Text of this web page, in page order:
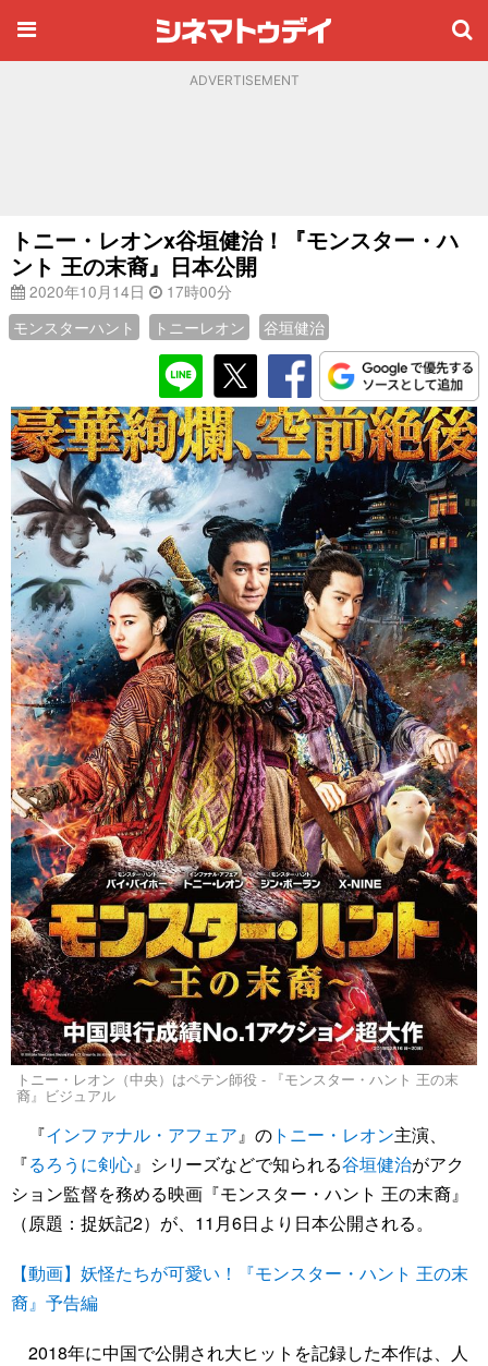
ADVERTISEMENT
トニー・レオンx谷垣健治！『モンスター・ハ
ント 王の末裔』日本公開
2020年10月14日
17時00分
モンスターハント
トニーレオン 谷垣健治
トニー・レオン（中央）はペテン師役 - 『モンスター・ハント 王の末
裔』ビジュアル
『インファナル・アフェア』の トニー・レオン主演、
『るろうに剣心』シリーズなどで知られる谷垣健治がアク
ション監督を務める映画『モンスター・ハント 王の末裔』
（原題：捉妖記2）が、11月6日より日本公開される。
【動画】妖怪たちが可愛い！『モンスター・ハント 王の末
裔』予告編
2018年に中国で公開され大ヒットを記録した本作は、人